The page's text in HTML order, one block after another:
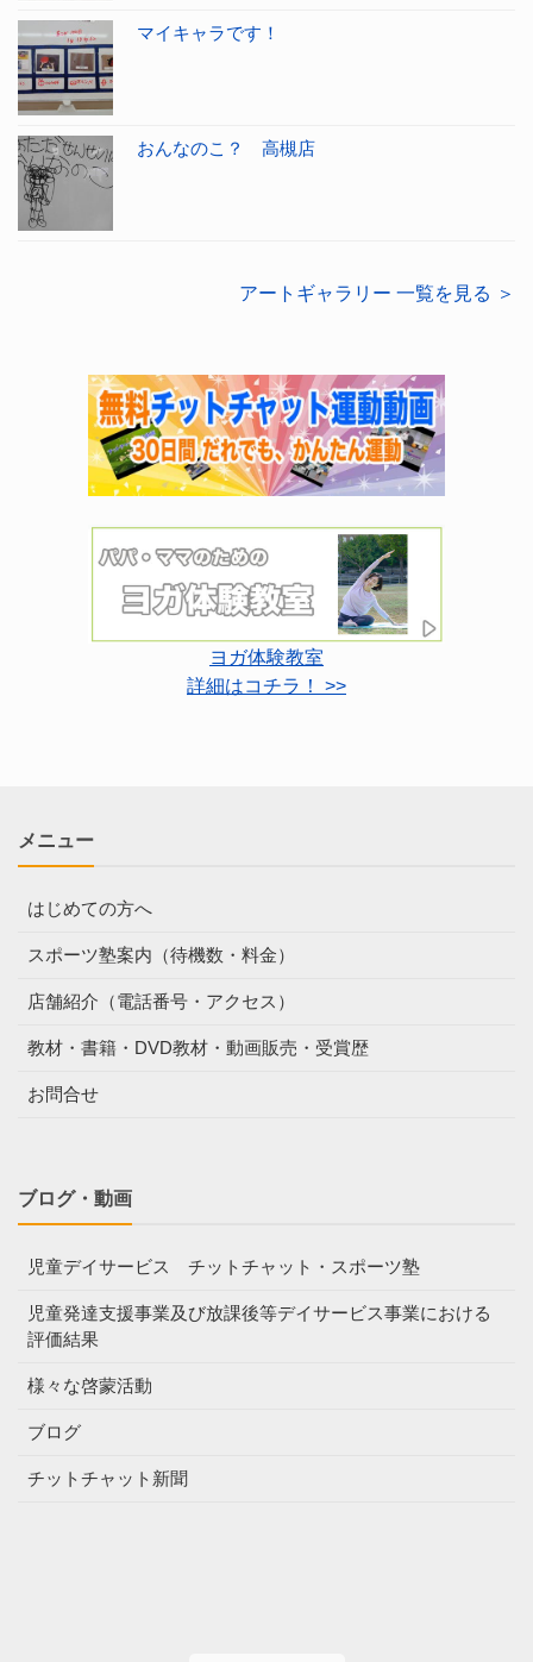
マイキャラです！
おんなのこ？ 高槻店
アートギャラリー 一覧を見る ＞
ヨガ体験教室
詳細はコチラ！ >>
メニュー
はじめての方へ
スポーツ塾案内（待機数・料金）
店舗紹介（電話番号・アクセス）
教材・書籍・DVD教材・動画販売・受賞歴
お問合せ
ブログ・動画
児童デイサービス チットチャット・スポーツ塾
児童発達支援事業及び放課後等デイサービス事業における
評価結果
様々な啓蒙活動
ブログ
チットチャット新聞